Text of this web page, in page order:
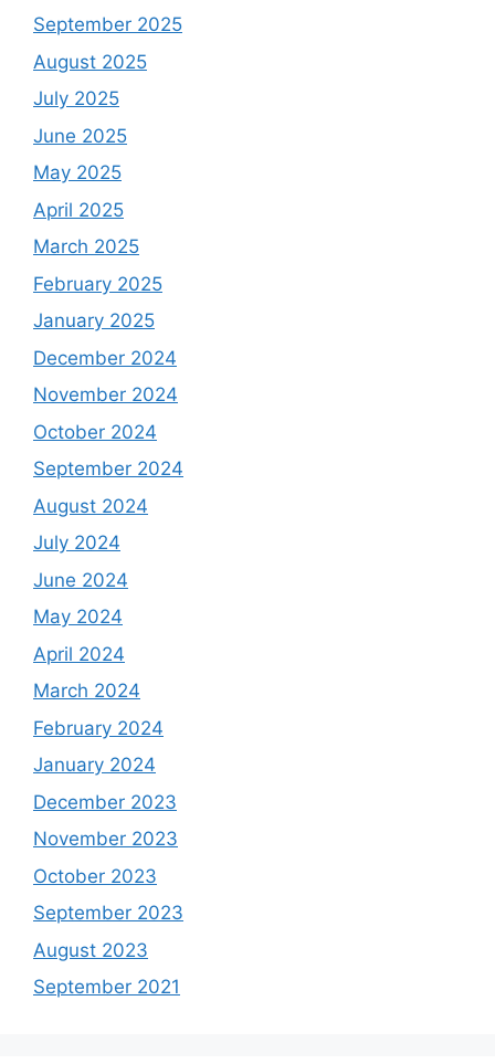
September 2025
August 2025
July 2025
June 2025
May 2025
April 2025
March 2025
February 2025
January 2025
December 2024
November 2024
October 2024
September 2024
August 2024
July 2024
June 2024
May 2024
April 2024
March 2024
February 2024
January 2024
December 2023
November 2023
October 2023
September 2023
August 2023
September 2021